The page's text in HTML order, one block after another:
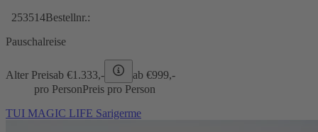
253514Bestellnr.:
Pauschalreise
Alter Preisab €1.333,- ab €999,-
pro PersonPreis pro Person
TUI MAGIC LIFE Sarigerme